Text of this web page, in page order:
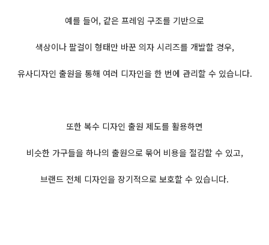
예를 들어, 같은 프레임 구조를 기반으로
색상이나 팔걸이 형태만 바꾼 의자 시리즈를 개발할 경우,
유사디자인 출원을 통해 여러 디자인을 한 번에 관리할 수 있습니다.
또한 복수 디자인 출원 제도를 활용하면
비슷한 가구들을 하나의 출원으로 묶어 비용을 절감할 수 있고,
브랜드 전체 디자인을 장기적으로 보호할 수 있습니다.